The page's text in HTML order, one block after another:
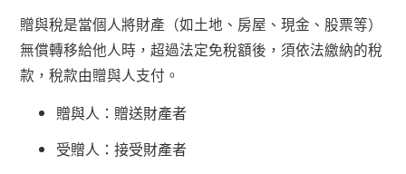
贈與稅是當個人將財產（如土地、房屋、現金、股票等）
無償轉移給他人時，超過法定免稅額後，須依法繳納的稅
款，稅款由贈與人支付。
贈與人：贈送財產者
受贈人：接受財產者